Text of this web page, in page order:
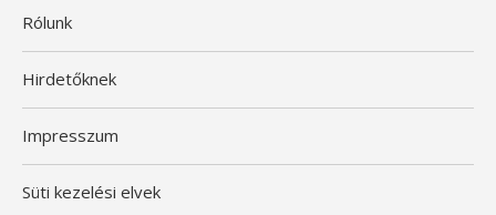
Rólunk
Hirdetőknek
Impresszum
Süti kezelési elvek